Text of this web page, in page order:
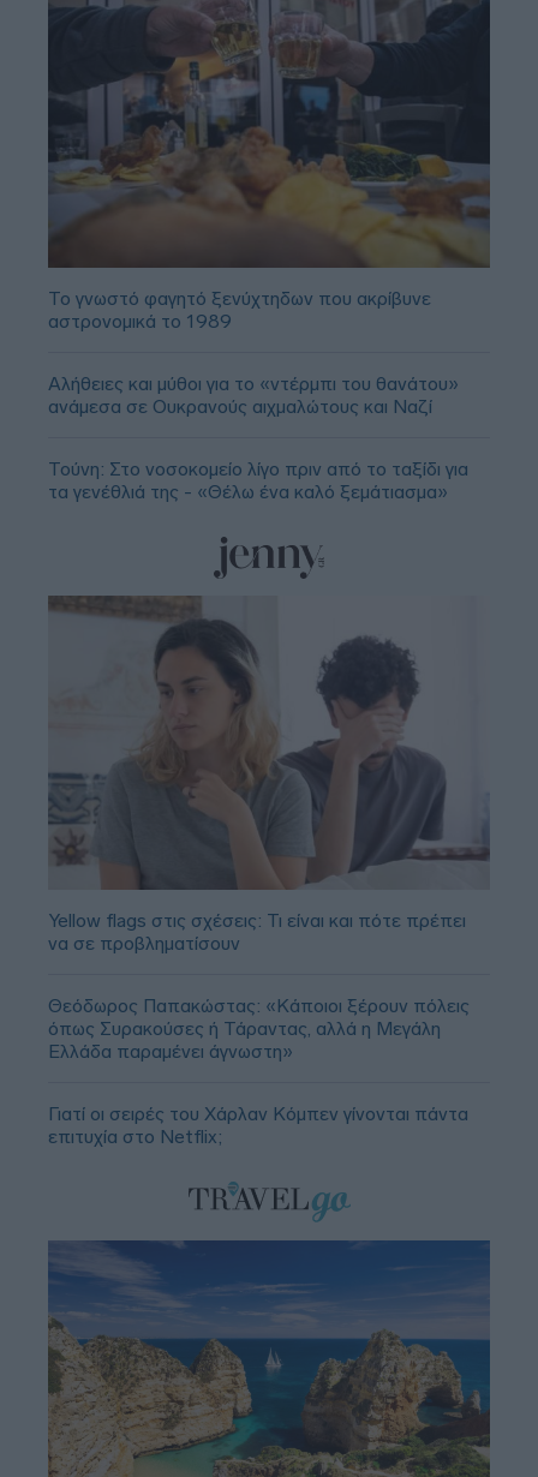
Το γνωστό φαγητό ξενύχτηδων που ακρίβυνε
αστρονομικά το 1989
Αλήθειες και μύθοι για το «ντέρμπι του θανάτου»
ανάμεσα σε Ουκρανούς αιχμαλώτους και Ναζί
Τούνη: Στο νοσοκομείο λίγο πριν από το ταξίδι για
τα γενέθλιά της - «Θέλω ένα καλό ξεμάτιασμα»
Yellow flags στις σχέσεις: Τι είναι και πότε πρέπει
να σε προβληματίσουν
Θεόδωρος Παπακώστας: «Κάποιοι ξέρουν πόλεις
όπως Συρακούσες ή Τάραντας, αλλά η Μεγάλη
Ελλάδα παραμένει άγνωστη»
Γιατί οι σειρές του Χάρλαν Κόμπεν γίνονται πάντα
επιτυχία στο Netflix;